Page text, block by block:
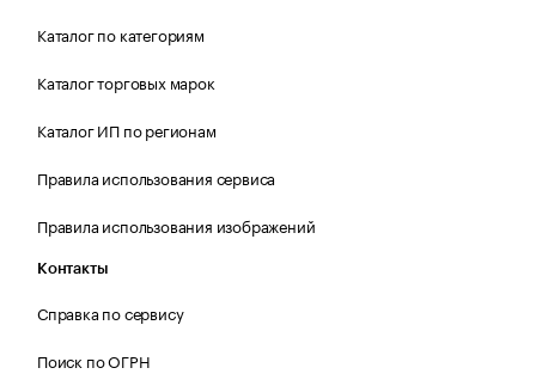
Каталог по категориям
Каталог торговых марок
Каталог ИП по регионам
Правила использования сервиса
Правила использования изображений
Контакты
Справка по сервису
Поиск по ОГРН